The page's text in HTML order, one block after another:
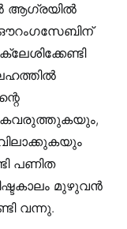
ആഗ്രയിൽ
പണിത
മുഴുവൻ
വന്നു.